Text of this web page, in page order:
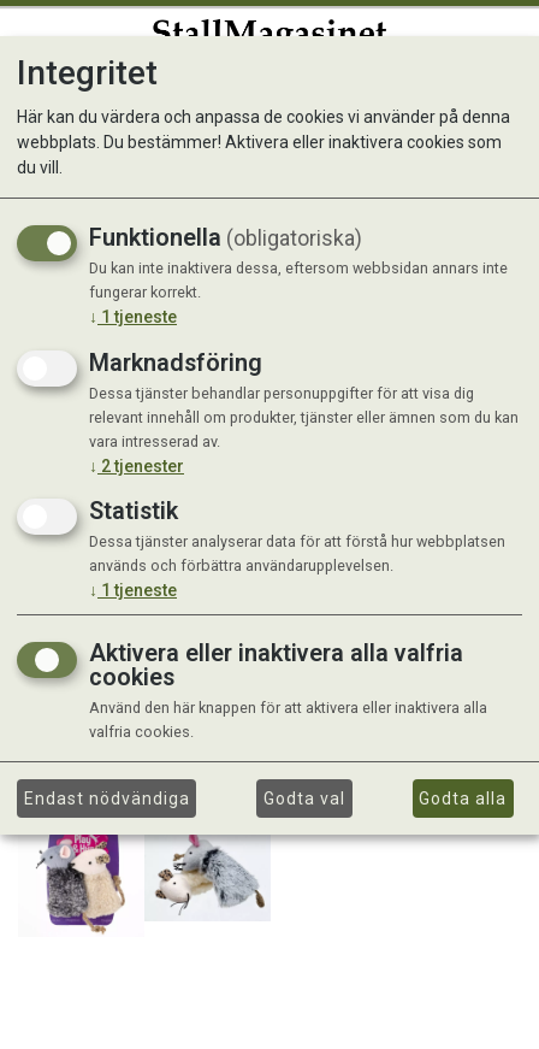
Mus m. repsvans, m.
kattmynta
Integritet
Här kan du värdera och anpassa de cookies vi använder på denna
webbplats. Du bestämmer! Aktivera eller inaktivera cookies som
du vill.
Funktionella (obligatoriska)
Du kan inte inaktivera dessa, eftersom webbsidan annars inte
fungerar korrekt.
↓ 1 tjeneste
Marknadsföring
Dessa tjänster behandlar personuppgifter för att visa dig
relevant innehåll om produkter, tjänster eller ämnen som du kan
vara intresserad av.
↓ 2tjenester
Statistik
Dessa tjänster analyserar data för att förstå hur webbplatsen
används och förbättra användarupplevelsen.
↓ 1 tjeneste
Aktivera eller inaktivera alla valfria
cookies
Använd den här knappen för att aktivera eller inaktivera alla
valfria cookies.
Endast nödvändiga Godta val Godta alla